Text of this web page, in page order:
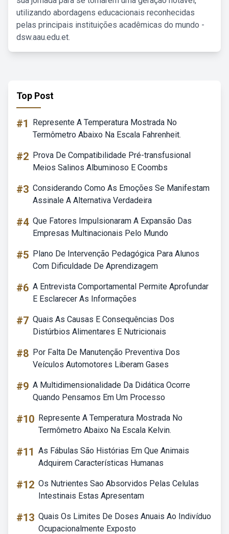
utilizando abordagens educacionais reconhecidas
pelas principais instituições acadêmicas do mundo -
dsw.aau.edu.et.
Top Post
#1
Represente A Temperatura Mostrada No
Termômetro Abaixo Na Escala Fahrenheit.
#2 Prova De Compatibilidade Pré-transfusional
Meios Salinos Albuminoso E Coombs
#3 Considerando Como As Emoções Se Manifestam
Assinale A Alternativa Verdadeira
#4 Que Fatores Impulsionaram A Expansão Das
Empresas Multinacionais Pelo Mundo
#5 Plano De Intervenção Pedagógica Para Alunos
Com Dificuldade De Aprendizagem
#6 A Entrevista Comportamental Permite Aprofundar
E Esclarecer As Informações
#7 Quais As Causas E Consequências Dos
Distúrbios Alimentares E Nutricionais
#8 Por Falta De Manutenção Preventiva Dos
Veículos Automotores Liberam Gases
#9 A Multidimensionalidade Da Didática Ocorre
Quando Pensamos Em Um Processo
#10 Represente A Temperatura Mostrada No
Termômetro Abaixo Na Escala Kelvin.
#11 As Fábulas São Histórias Em Que Animais
Adquirem Características Humanas
#12 Os Nutrientes Sao Absorvidos Pelas Celulas
Intestinais Estas Apresentam
#13 Quais Os Limites De Doses Anuais Ao Indivíduo
Ocupacionalmente Exposto